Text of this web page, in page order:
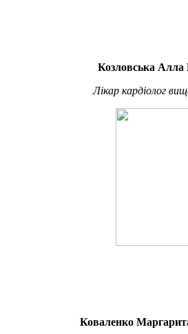
Козловська Алла
Лікар кардіолог
Коваленко